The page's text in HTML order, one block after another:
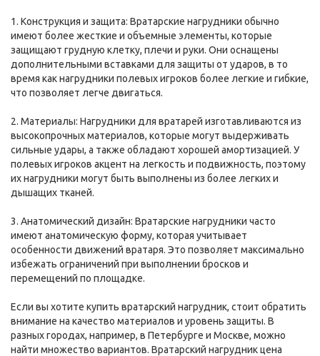
1. Конструкция и защита: Вратарские нагрудники обычно
имеют более жесткие и объемные элементы, которые
защищают грудную клетку, плечи и руки. Они оснащены
дополнительными вставками для защиты от ударов, в то
время как нагрудники полевых игроков более легкие и гибкие,
что позволяет легче двигаться.
2. Материалы: Нагрудники для вратарей изготавливаются из
высокопрочных материалов, которые могут выдерживать
сильные удары, а также обладают хорошей амортизацией. У
полевых игроков акцент на легкость и подвижность, поэтому
их нагрудники могут быть выполнены из более легких и
дышащих тканей.
3. Анатомический дизайн: Вратарские нагрудники часто
имеют анатомическую форму, которая учитывает
особенности движений вратаря. Это позволяет максимально
избежать ограничений при выполнении бросков и
перемещений по площадке.
Если вы хотите купить вратарский нагрудник, стоит обратить
внимание на качество материалов и уровень защиты. В
разных городах, например, в Петербурге и Москве, можно
найти множество вариантов. Вратарский нагрудник цена